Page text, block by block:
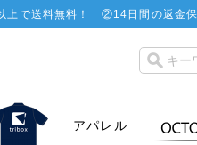
上で送料無料！ ②14日間の返金
アパレル